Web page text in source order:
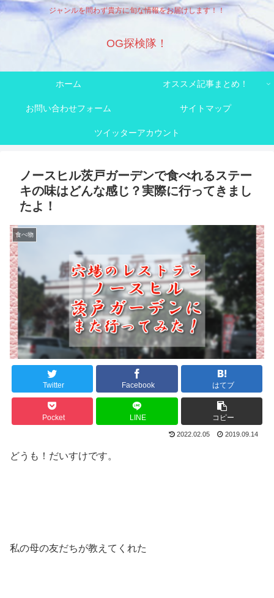
ジャンルを問わず貴方に旬な情報をお届けします！！
OG探検隊！
ホーム オススメ記事まとめ！
お問い合わせフォーム サイトマップ
ツイッターアカウント
ノースヒル茨戸ガーデンで食べれるステー
キの味はどんな感じ？実際に行ってきまし
たよ！
食べ物
Twitter Facebook はてブ
Pocket LINE コピー
2022.02.05 2019.09.14
どうも！だいすけです。
私の母の友だちが教えてくれた